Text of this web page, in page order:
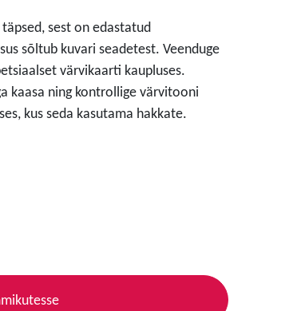
sest on edastatud
sõltub kuvari seadetest. Veenduge
värvikaarti kaupluses.
kaasa ning kontrollige värvitooni
kus seda kasutama hakkate.